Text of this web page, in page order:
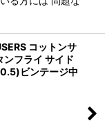
コットンサ
ンフライ サイド
ビンテージ中